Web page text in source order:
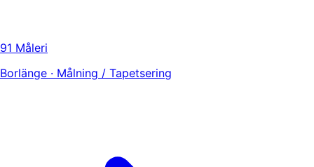
91 Måleri
Borlänge · Målning / Tapetsering